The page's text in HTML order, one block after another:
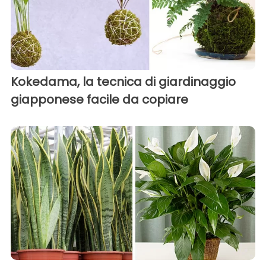
Kokedama, la tecnica di giardinaggio
giapponese facile da copiare